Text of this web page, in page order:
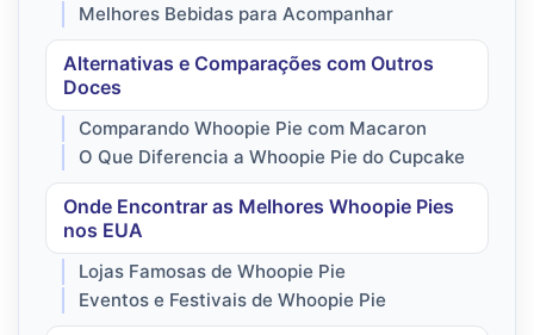
Melhores Bebidas para Acompanhar
Alternativas e Comparações com Outros
Doces
Comparando Whoopie Pie com Macaron
O Que Diferencia a Whoopie Pie do Cupcake
Onde Encontrar as Melhores Whoopie Pies
nos EUA
Lojas Famosas de Whoopie Pie
Eventos e Festivais de Whoopie Pie